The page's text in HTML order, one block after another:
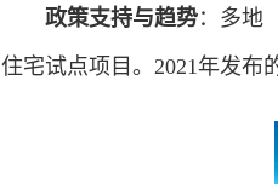
政策支持与趋势：多地
住宅试点项目。2021年发布